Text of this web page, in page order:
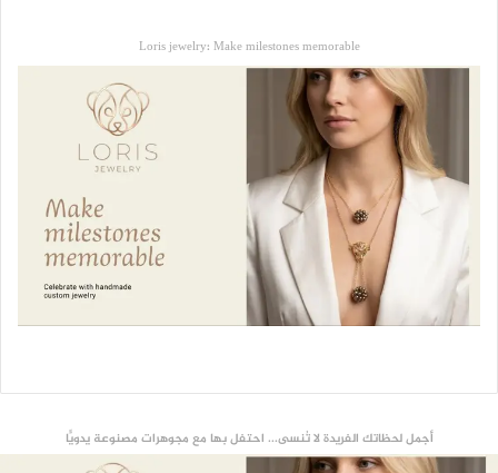
Loris jewelry: Make milestones memorable
أجمل لحظاتك الفريدة لا تُنسى... احتفل بها مع مجوهرات مصنوعة يدويًّا